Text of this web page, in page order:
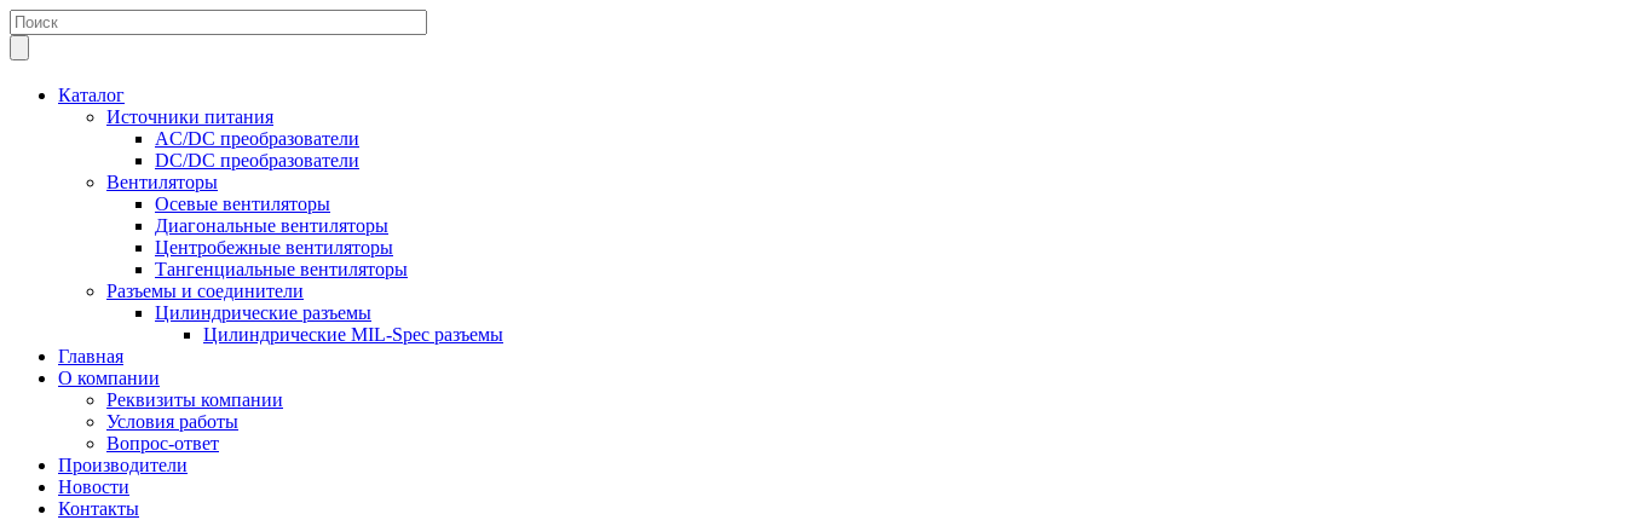
Каталог
Источники питания
AC/DC преобразователи
DC/DC преобразователи
Вентиляторы
Осевые вентиляторы
Диагональные вентиляторы
Центробежные вентиляторы
Тангенциальные вентиляторы
Разъемы и соединители
Цилиндрические разъемы
Цилиндрические MIL-Spec разъемы
Главная
О компании
Реквизиты компании
Условия работы
Вопрос-ответ
Производители
Новости
Контакты